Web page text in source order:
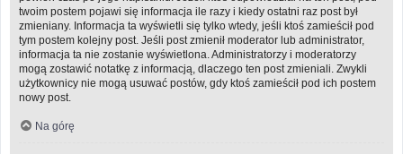
twoim postem pojawi się informacja ile razy i kiedy ostatni raz post był
zmieniany. Informacja ta wyświetli się tylko wtedy, jeśli ktoś zamieścił pod
tym postem kolejny post. Jeśli post zmienił moderator lub administrator,
informacja ta nie zostanie wyświetlona. Administratorzy i moderatorzy
mogą zostawić notatkę z informacją, dlaczego ten post zmieniali. Zwykli
użytkownicy nie mogą usuwać postów, gdy ktoś zamieścił pod ich postem
nowy post.
Na górę